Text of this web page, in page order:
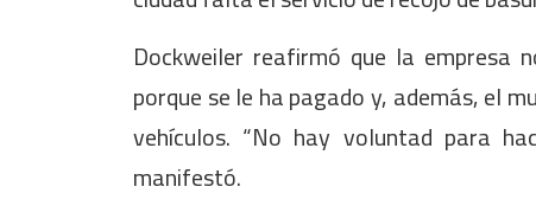
Dockweiler reafirmó que la
porque se le ha pagado y, además, el
vehículos. “No hay voluntad para
manifestó.